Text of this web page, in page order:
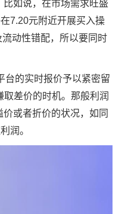
如说，在市场需求旺盛
7.20元附近开展买入操
动性错配，所以要同时
台的实时报价予以紧密留
差价的时机。那般利润
或者折价的状况，如同
润。